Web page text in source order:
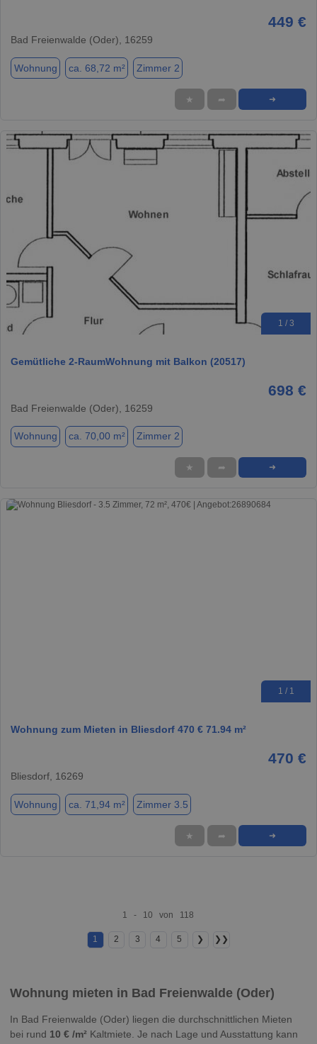
449 €
Bad Freienwalde (Oder), 16259
Wohnung ca. 68,72 m² Zimmer 2
★ ➦ ➜
1 / 3
Gemütliche 2-RaumWohnung mit Balkon (20517)
698 €
Bad Freienwalde (Oder), 16259
Wohnung ca. 70,00 m² Zimmer 2
★ ➦ ➜
1 / 1
Wohnung zum Mieten in Bliesdorf 470 € 71.94 m²
470 €
Bliesdorf, 16269
Wohnung ca. 71,94 m² Zimmer 3.5
★ ➦ ➜
1 - 10 von 118
1 2 3 4 5 ❯ ❯❯
Wohnung mieten in Bad Freienwalde (Oder)
In Bad Freienwalde (Oder) liegen die durchschnittlichen Mieten
bei rund 10 € /m² Kaltmiete. Je nach Lage und Ausstattung kann